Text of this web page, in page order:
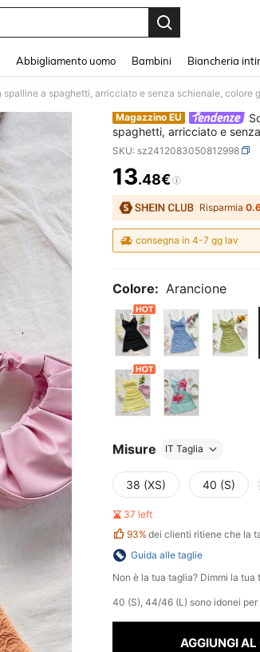
Abbigliamento uomo Bambini Biancheria
Magazzino EU
spaghetti, arricciato e
chiaro, adatto per
Valentino, pomeriggio del
stile bohémien
SKU: sz2412083050812998
PRICE AND
13.48€
Risparmia
consegna in 4-7 gg lav
Colore: Arancione
Misure IT Taglia
38 (XS) 40 (S)
37 left
93% dei clienti ritiene che la
Guida alle taglie
Non è la tua taglia? Dimmi la tua
40 (S), 44/46 (L) sono idonei per
AGGIUNGI